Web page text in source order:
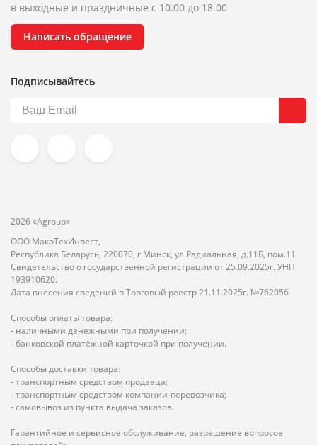
в выходные и праздничные с 10.00 до 18.00
Написать обращение
Подписывайтесь
2026 «Agroup»
ООО МакоТехИнвест,
Республика Беларусь, 220070, г.Минск, ул.Радиальная, д.11Б, пом.11
Свидетельство о государственной регистрации от 25.09.2025г. УНП
193910620.
Дата внесения сведений в Торговый реестр 21.11.2025г. №762056
Способы оплаты товара:
- наличными денежными при получении;
- банковской платёжной карточкой при получении.
Способы доставки товара:
- транспортным средством продавца;
- транспортным средством компании-перевозчика;
- самовывоз из пункта выдача заказов.
Гарантийное и сервисное обслуживание, разрешение вопросов